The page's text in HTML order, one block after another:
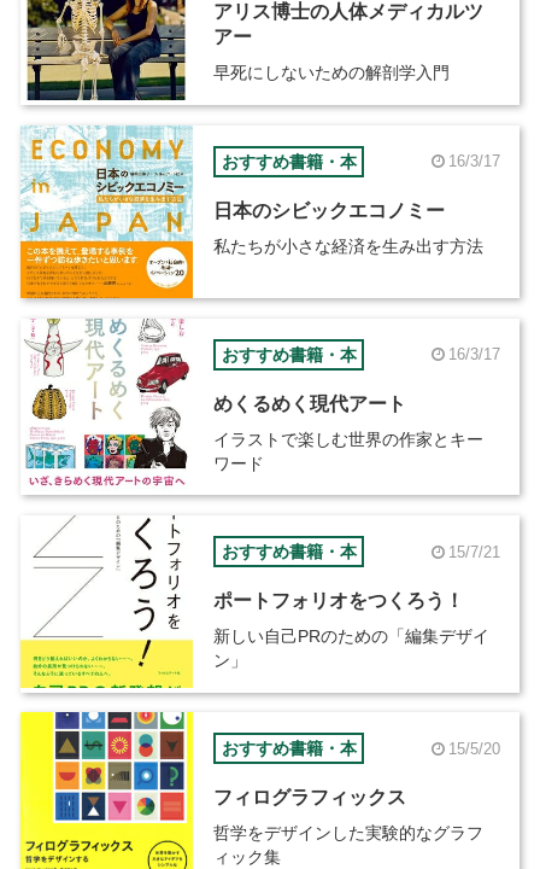
アリス博士の人体メディカルツ
アー
早死にしないための解剖学入門
おすすめ書籍・本 16/3/17
日本のシビックエコノミー
私たちが小さな経済を生み出す方法
おすすめ書籍・本 16/3/17
めくるめく現代アート
イラストで楽しむ世界の作家とキー
ワード
おすすめ書籍・本 15/7/21
ポートフォリオをつくろう！
新しい自己PRのための「編集デザイ
ン」
おすすめ書籍・本 15/5/20
フィログラフィックス
哲学をデザインした実験的なグラフ
ィック集